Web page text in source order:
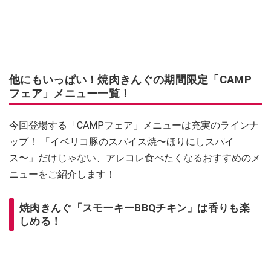
他にもいっぱい！焼肉きんぐの期間限定「CAMP
フェア」メニュー一覧！
今回登場する「CAMPフェア」メニューは充実のラインナ
ップ！ 「イベリコ豚のスパイス焼〜ほりにしスパイ
ス〜」だけじゃない、アレコレ食べたくなるおすすめのメ
ニューをご紹介します！
焼肉きんぐ「スモーキーBBQチキン」は香りも楽
しめる！